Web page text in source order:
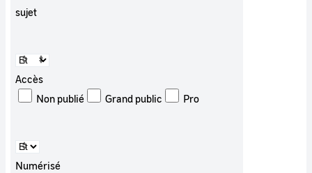
sujet
Accès
Non publié
Grand public Pro
Numérisé